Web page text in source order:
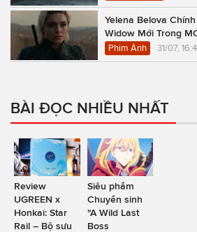
Yelena Belova
Widow Mới Trong
Phim Ảnh 31/07,
BÀI ĐỌC NHIỀU NHẤT
Review
UGREEN x
Honkai: Star
Rail – Bộ sưu
Siêu phẩm
Chuyển sinh
"A Wild Last
Boss